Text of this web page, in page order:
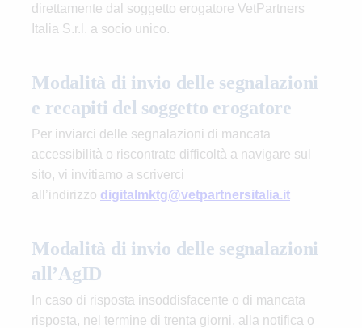
direttamente dal soggetto erogatore VetPartners
Italia S.r.l. a socio unico.
Modalità di invio delle segnalazioni
e recapiti del soggetto erogatore
Per inviarci delle segnalazioni di mancata
accessibilità o riscontrate difficoltà a navigare sul
sito, vi invitiamo a scriverci
all’indirizzo digitalmktg@vetpartnersitalia.it
Modalità di invio delle segnalazioni
all’AgID
In caso di risposta insoddisfacente o di mancata
risposta, nel termine di trenta giorni, alla notifica o